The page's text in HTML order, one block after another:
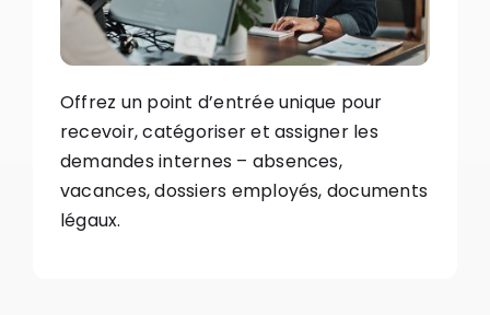
Offrez un point d’entrée unique pour
recevoir, catégoriser et assigner les
demandes internes – absences,
vacances, dossiers employés, documents
légaux.